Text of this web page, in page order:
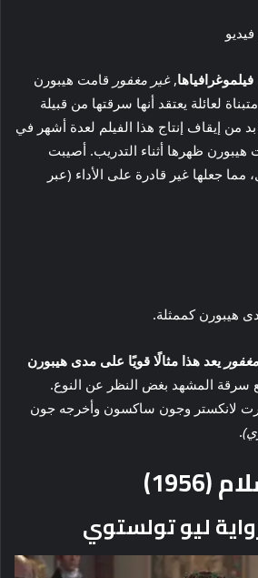
,غير مغفور قامت هيبورن
لعائلة يعتقد أنها سرقتها من قبيلة
من إيقاف إنتاج هذا الفيلم لعدة أشهر في
كسرت هيبورن ظهرها أثناء التدريب. أصيبت
مما جعلها غير قادرة على الأداء (عبر
هيبورن كممثلة.
يعد هذا مثالًا قويًا على مدى هيبورن
سرقة المشهد بغض النظر عن النوع.
لانكستر وجون ساكسون وأخرجه جون
.
ليو تولستوي